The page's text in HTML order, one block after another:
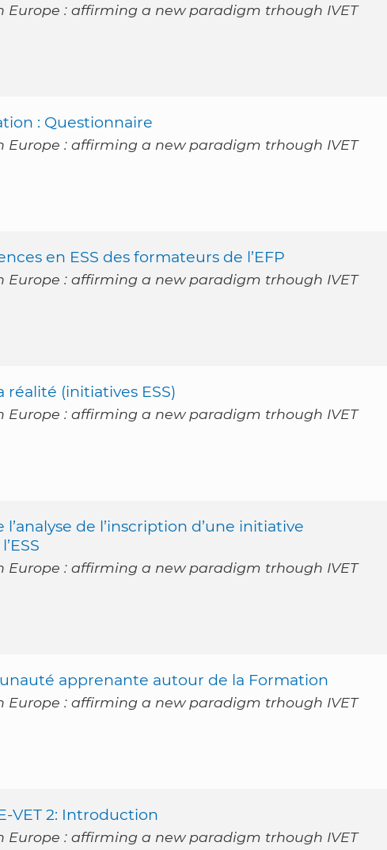
Europe : affirming a new paradigm trhough IVET
: Questionnaire
Europe : affirming a new paradigm trhough IVET
en ESS des formateurs de l’EFP
Europe : affirming a new paradigm trhough IVET
réalité (initiatives ESS)
Europe : affirming a new paradigm trhough IVET
de l’inscription d’une initiative
Europe : affirming a new paradigm trhough IVET
apprenante autour de la Formation
Europe : affirming a new paradigm trhough IVET
VET 2: Introduction
Europe : affirming a new paradigm trhough IVET